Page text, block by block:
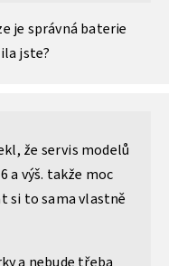
je správná baterie
jste?
že servis modelů
a výš. takže moc
si to sama vlastně